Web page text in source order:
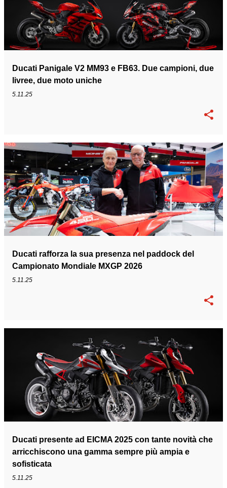
Ducati Panigale V2 MM93 e FB63. Due campioni, due
livree, due moto uniche
5.11.25
Ducati rafforza la sua presenza nel paddock del
Campionato Mondiale MXGP 2026
5.11.25
Ducati presente ad EICMA 2025 con tante novità che
arricchiscono una gamma sempre più ampia e
sofisticata
5.11.25